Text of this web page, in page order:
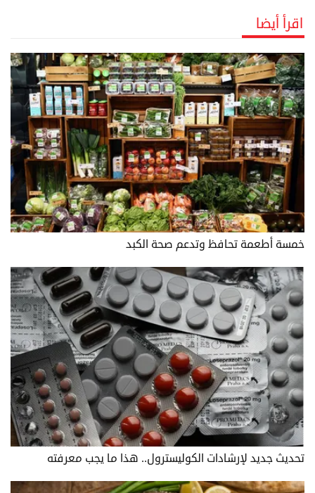
اقرأ أيضا
خمسة أطعمة تحافظ وتدعم صحة الكبد
تحديث جديد لإرشادات الكوليسترول.. هذا ما يجب معرفته